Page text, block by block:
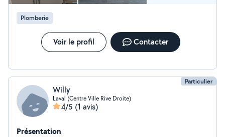
Plomberie
Voir le profil Contacter
Particulier
Willy
Laval (Centre Ville Rive Droite)
4/5 (1 avis)
Présentation